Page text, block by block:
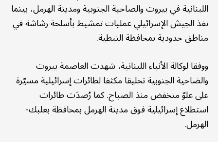
اللبنانية في بيروت والضاحية الجنوبية ومدينة الهرمل، بينما
نفذ الجيش الإسرائيلي عمليات تمشيط بأسلحة رشاشة في
مناطق حدودية بمحافظة النبطية.
ووفقا لوكالة الأنباء اللبنانية، شهدت العاصمة بيروت
والضاحية الجنوبية تحليقا مكثفا لطائرات إسرائيلية مسيّرة
على علوّ منخفض منذ الصباح. كما رُصدَت طائرات
استطلاع إسرائيلية فوق مدينة الهرمل بمحافظة بعلبك-
الهرمل.